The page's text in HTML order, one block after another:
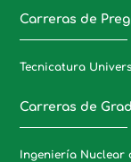
Carreras de
Tecnicatura
Carreras de
Ingeniería Nuclear